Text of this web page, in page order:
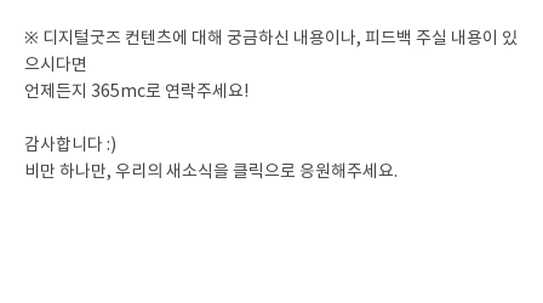
※ 디지털굿즈 컨텐츠에 대해 궁금하신 내용이나, 피드백 주실 내용이 있
으시다면
언제든지 365mc로 연락주세요!
감사합니다 :)
비만 하나만, 우리의 새소식을 클릭으로 응원해주세요.